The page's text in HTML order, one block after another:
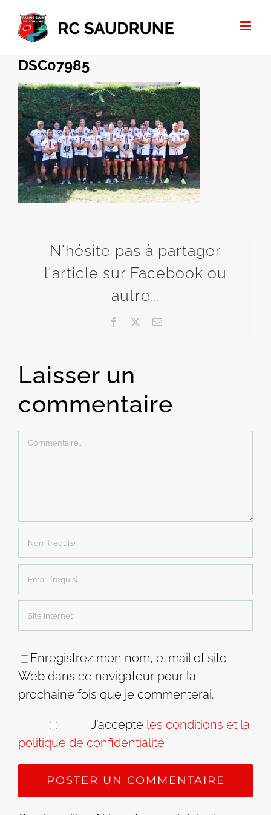
Passer
contenu
DSC07985
N'hésite pas à partager
l'article sur Facebook ou
autre...
Facebook Email
Laisser un
commentaire
Commentaire
Enregistrez mon nom, e-mail et site
Web dans ce navigateur pour la
prochaine fois que je commenterai.
J’accepte les conditions et la
politique de confidentialité